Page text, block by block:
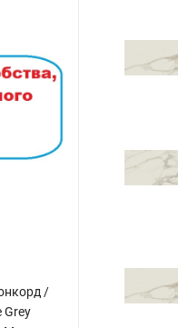
/
Grey